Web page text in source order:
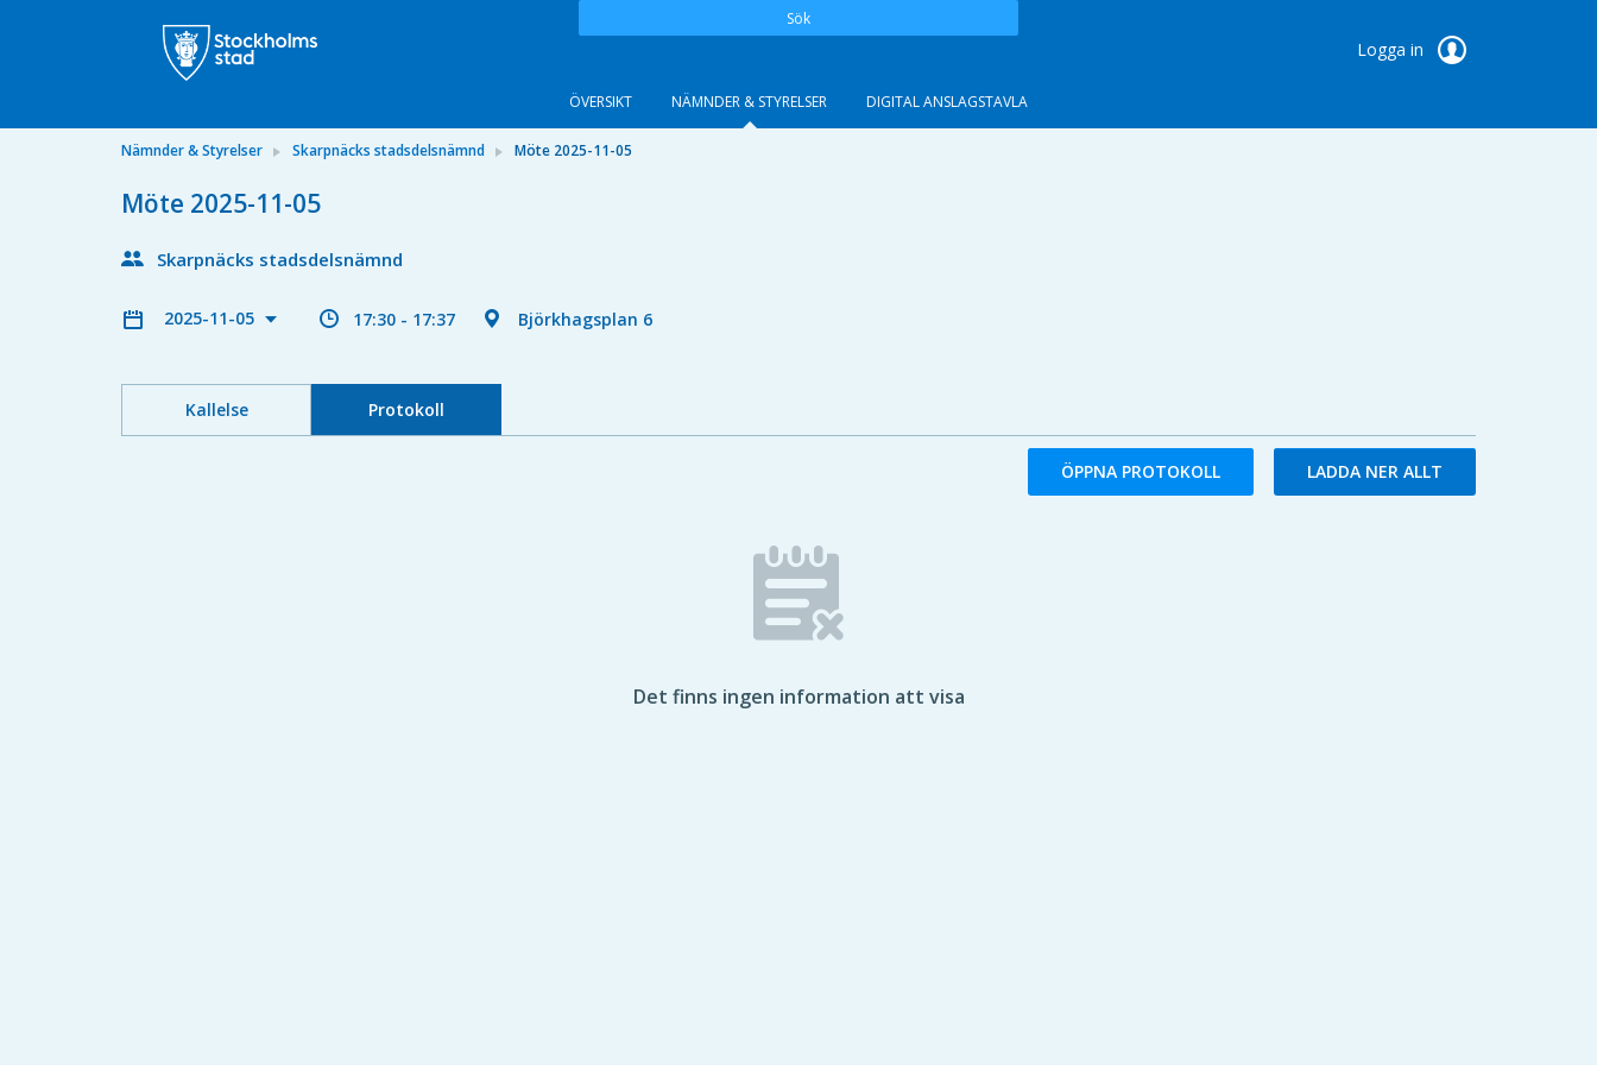
Sök
Logga in
ÖVERSIKT NÄMNDER & STYRELSER DIGITAL ANSLAGSTAVLA
Nämnder & Styrelser Skarpnäcks stadsdelsnämnd Möte 2025-11-05
Möte 2025-11-05
Skarpnäcks stadsdelsnämnd
2025-11-05 17:30 - 17:37 Björkhagsplan 6
Kallelse Protokoll
ÖPPNA PROTOKOLL LADDA NER ALLT
Det finns ingen information att visa